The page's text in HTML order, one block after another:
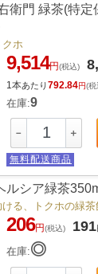
衛門 緑茶(特定
ホ
9,514円(税込)
1本あたり792.84円(税
在庫:9
－ ＋
無料配送商品
ルシア緑茶
る、トクホの緑茶
206円(税込) 191
在庫:◎